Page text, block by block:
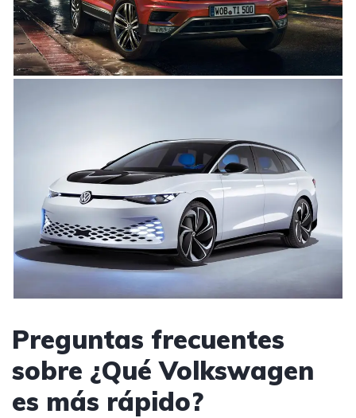
Preguntas frecuentes
sobre ¿Qué Volkswagen
es más rápido?